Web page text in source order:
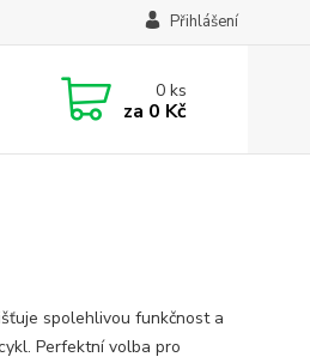
Přihlášení
0ks
za 0 Kč
spolehlivou funkčnost a
Perfektní volba pro